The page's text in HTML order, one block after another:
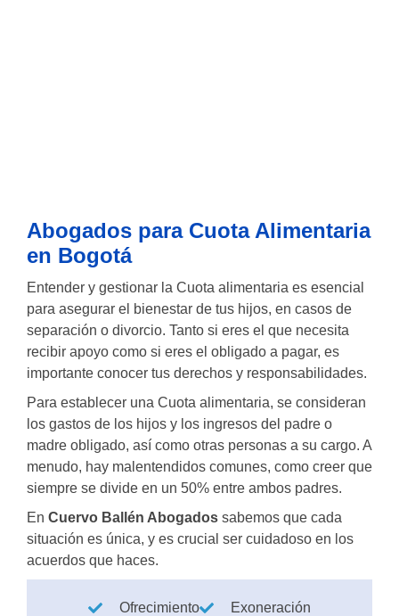
Abogados para Cuota Alimentaria
en Bogotá
Entender y gestionar la Cuota alimentaria es esencial
para asegurar el bienestar de tus hijos, en casos de
separación o divorcio. Tanto si eres el que necesita
recibir apoyo como si eres el obligado a pagar, es
importante conocer tus derechos y responsabilidades.
Para establecer una Cuota alimentaria, se consideran
los gastos de los hijos y los ingresos del padre o
madre obligado, así como otras personas a su cargo. A
menudo, hay malentendidos comunes, como creer que
siempre se divide en un 50% entre ambos padres.
En Cuervo Ballén Abogados sabemos que cada
situación es única, y es crucial ser cuidadoso en los
acuerdos que haces.
Ofrecimiento
Exoneración